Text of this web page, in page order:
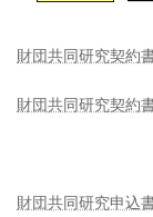
財団共同研究契約
財団共同研究契約
財団共同研究申込